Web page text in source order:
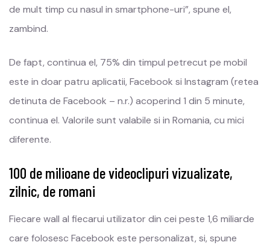
de mult timp cu nasul in smartphone-uri”, spune el,
zambind.
De fapt, continua el, 75% din timpul petrecut pe mobil
este in doar patru aplicatii, Facebook si Instagram (retea
detinuta de Facebook – n.r.) acoperind 1 din 5 minute,
continua el. Valorile sunt valabile si in Romania, cu mici
diferente.
100 de milioane de videoclipuri vizualizate,
zilnic, de romani
Fiecare wall al fiecarui utilizator din cei peste 1,6 miliarde
care folosesc Facebook este personalizat, si, spune